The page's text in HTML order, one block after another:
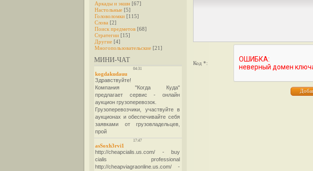
Аркады и экшн [67]
Настольные [5]
Головоломки [115]
Слова [2]
Поиск предметов [68]
Стратегии [15]
Другие [4]
Многопользовательские [21]
МИНИ-ЧАТ Код *: